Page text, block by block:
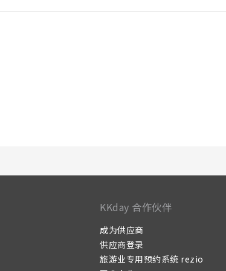
KKday 合作伙伴
成为供应商
供应商登录
旅游业专用预约系统 rezio